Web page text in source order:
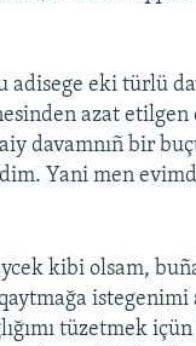
adisege eki türlü
azat etilgen
davamnıñ bir
Yani men
kibi olsam,
istegenimi
tüzetmek